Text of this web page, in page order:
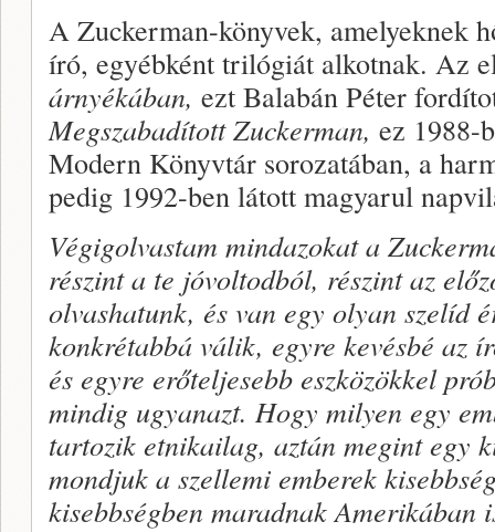
A Zuckerman-könyvek, amelyeknek
író, egyébként trilógiát alkotnak. Az
árnyékában, ezt Balabán Péter
Megszabadított Zuckerman, ez 1988-
Modern Könyvtár sorozatában, a
pedig 1992-ben látott magyarul
Végigolvastam mindazokat a
részint a te jóvoltodból, részint az
olvashatunk, és van egy olyan szelíd
konkrétabbá válik, egyre kevésbé az
és egyre erőteljesebb eszközökkel
mindig ugyanazt. Hogy milyen egy
tartozik etnikailag, aztán megint egy
mondjuk a szellemi emberek
kisebbségben maradnak Amerikában